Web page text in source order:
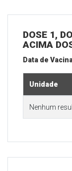
DOSE 1,
ACIMA
Data de
Unidade
Nenhum